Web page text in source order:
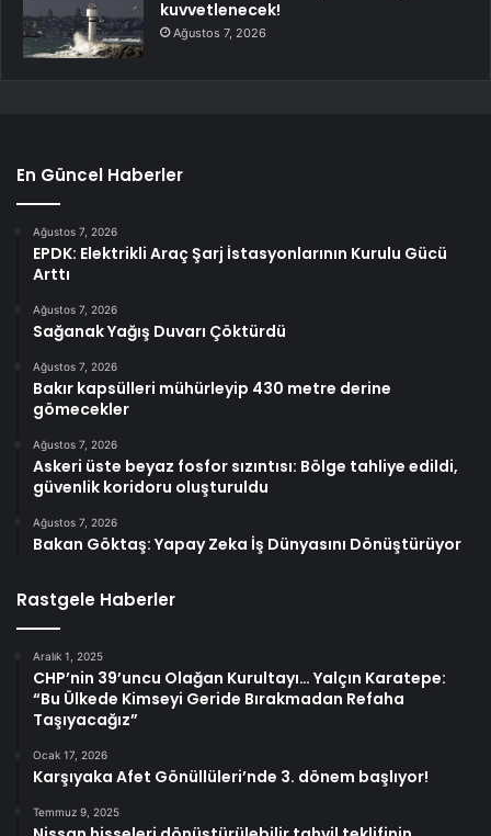
kuvvetlenecek!
Ağustos 7, 2026
En Güncel Haberler
Ağustos 7, 2026
EPDK: Elektrikli Araç Şarj İstasyonlarının Kurulu Gücü
Arttı
Ağustos 7, 2026
Sağanak Yağış Duvarı Çöktürdü
Ağustos 7, 2026
Bakır kapsülleri mühürleyip 430 metre derine
gömecekler
Ağustos 7, 2026
Askeri üste beyaz fosfor sızıntısı: Bölge tahliye edildi,
güvenlik koridoru oluşturuldu
Ağustos 7, 2026
Bakan Göktaş: Yapay Zeka İş Dünyasını Dönüştürüyor
Rastgele Haberler
Aralık 1, 2025
CHP’nin 39’uncu Olağan Kurultayı… Yalçın Karatepe:
“Bu Ülkede Kimseyi Geride Bırakmadan Refaha
Taşıyacağız”
Ocak 17, 2026
Karşıyaka Afet Gönüllüleri’nde 3. dönem başlıyor!
Temmuz 9, 2025